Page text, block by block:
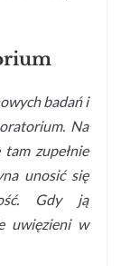
badań i
Na
zupełnie
unosić się
Gdy ją
uwięzieni w